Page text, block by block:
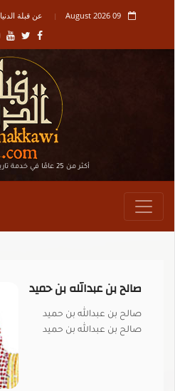
09 August 2026 عن قبلة الدنيا
أكثر من 25 عامًا في خدمة تاريـخ وتراث مكة المكرمة
صالح بن عبدالله بن حميد
صالح بن عبدالله بن حميد
صالح بن عبدالله بن حميد